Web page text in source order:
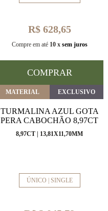
R$ 628,65
Compre em até 10 x sem juros
COMPRAR
MATERIAL EXCLUSIVO
TURMALINA AZUL GOTA
PERA CABOCHÃO 8,97CT
8,97CT | 13,81X11,70MM
ÚNICO | SINGLE